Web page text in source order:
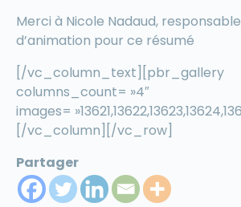
Merci à Nicole Nadaud,
d’animation pour ce résumé
[/vc_column_text][pbr_gallery
columns_count= »4″
images=
[/vc_column][/vc_row]
Partager